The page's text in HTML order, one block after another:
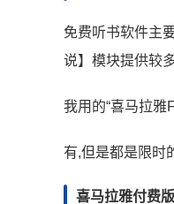
免费听书软件主
说】模块提供较
我用的“喜马拉雅
有,但是都是限时
喜马拉雅付费